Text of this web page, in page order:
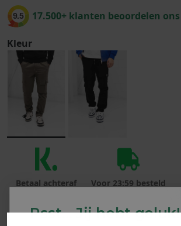
9.5 17.500+ klanten beoordelen
Kleur
Betaal achteraf
Voor 23:59 besteld
Psst... Jij hebt geluk!